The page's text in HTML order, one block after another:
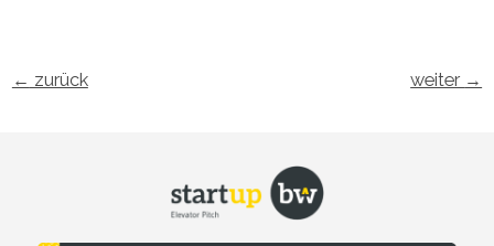
← zurück weiter →